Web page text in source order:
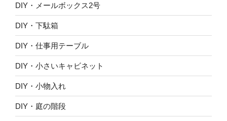
DIY・メールボックス2号
DIY・下駄箱
DIY・仕事用テーブル
DIY・小さいキャビネット
DIY・小物入れ
DIY・庭の階段